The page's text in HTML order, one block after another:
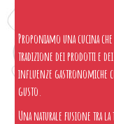
Proponiamo una cucina
tradizione dei prodotti e
influenze gastronomiche
gusto.
Una naturale fusione tra